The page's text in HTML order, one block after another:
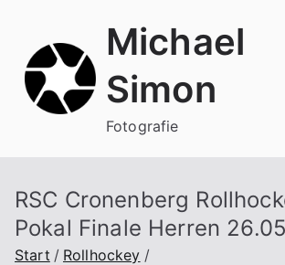
springen
Michael
Simon
Fotografie
RSC Cronenberg
Pokal Finale Herren
Start
Rollhockey